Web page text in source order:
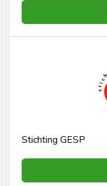
Stichting GESP